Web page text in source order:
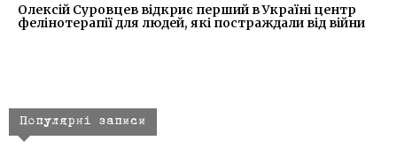
Олексій Суровцев відкриє перший в Україні центр
фелінотерапії для людей, які постраждали від війни
Популярні записи